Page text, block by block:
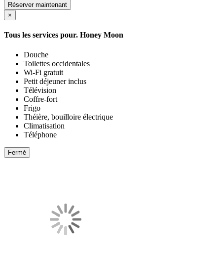
Réserver maintenant
×
Tous les services pour. Honey Moon
Douche
Toilettes occidentales
Wi-Fi gratuit
Petit déjeuner inclus
Télévision
Coffre-fort
Frigo
Théière, bouilloire électrique
Climatisation
Téléphone
Fermé